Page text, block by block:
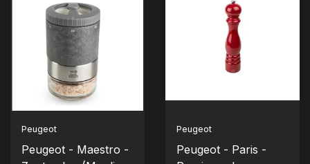
Peugeot
Peugeot - Maestro -
Peugeot
Peugeot - Paris -